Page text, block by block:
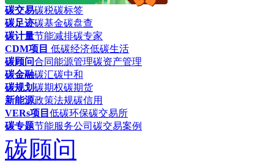
碳交易碳税碳标签
碳足迹碳基金碳盘查
碳计量节能减排碳专家
CDM项目 低碳经济低碳生活
碳顾问合同能源管理碳资产管理
碳金融碳汇碳中和
碳规划碳期权碳期货
新能源政策法规碳信用
VERs项目 低碳环保碳交易所
碳专题节能服务公司 碳交易案例
碳顾问